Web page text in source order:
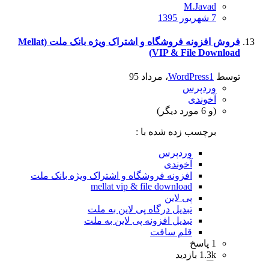
M.Javad
7 شهریور 1395
فروش افزونه فروشگاه و اشتراک ویژه بانک ملت (Mellat
VIP & File Download)
توسط WordPress1، مرداد 95
وردپرس
آخوندی
(و 6 مورد دیگر)
برچسب زده شده با :
وردپرس
آخوندی
افزونه فروشگاه و اشتراک ویژه بانک ملت
mellat vip & file download
پی لاین
تبدیل درگاه پی لاین به ملت
تبدیل افزونه پی لاین به ملت
قلم سافت
1 پاسخ
1.3k بازدید